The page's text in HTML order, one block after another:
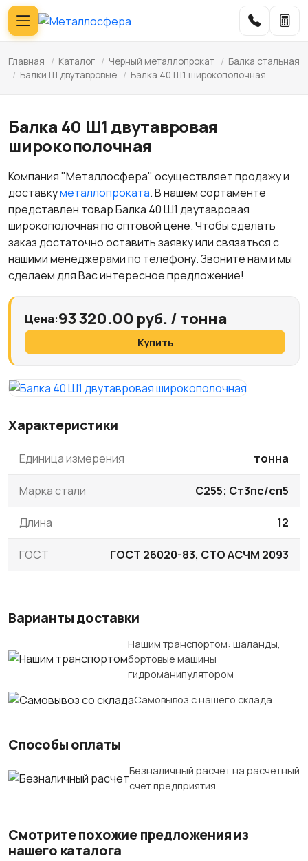
Главная / Каталог / Черный металлопрокат / Балка стальная
/ Балки Ш двутавровые / Балка 40 Ш1 широкополочная
Балка 40 Ш1 двутавровая
широкополочная
Компания "Металлосфера" осуществляет продажу и
доставкуметаллопроката. В нашем сортаменте
представлен товар Балка 40 Ш1 двутавровая
широкополочная по оптовой цене. Чтобы сделать
заказ достаточно оставить заявку или связаться с
нашими менеджерами по телефону. Звоните нам и мы
сделаем для Вас интересное предложение!
Цена:93 320.00 руб. / тонна
Купить
Характеристики
Единица измерения тонна
Марка стали С255; Ст3пс/сп5
Длина 12
ГОСТ ГОСТ 26020-83, СТО АСЧМ 2093
Варианты доставки
Нашим транспортом: шаланды,
бортовые машины
гидроманипулятором
Самовывоз с нашего склада
Способы оплаты
Безналичный расчет на расчетный
счет предприятия
Смотрите похожие предложения из
нашего каталога